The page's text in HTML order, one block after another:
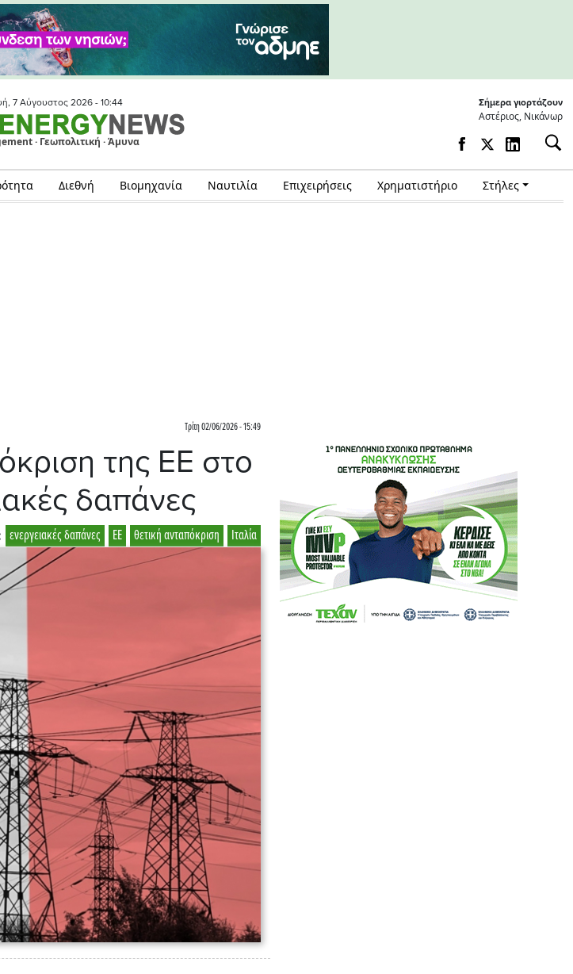
7 Αύγουστος 2026 - 10:44
· Γεωπολιτική · Άμυνα
Σήμερα γιορτάζουν
Αστέριος, Νικάνωρ
Διεθνή Βιομηχανία Ναυτιλία Επιχειρήσεις Χρηματιστήριο Στήλες
Τρίτη 02/06/2026 - 15:49
της ΕΕ στο
δαπάνες
Ιταλία
θετική ανταπόκριση
ΕΕ
ενεργειακές δαπάνες